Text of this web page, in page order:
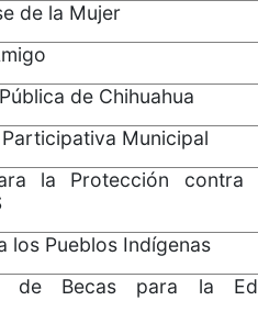
de la Mujer
de Chihuahua
Municipal
la Protección contra
los Pueblos Indígenas
de Becas para la